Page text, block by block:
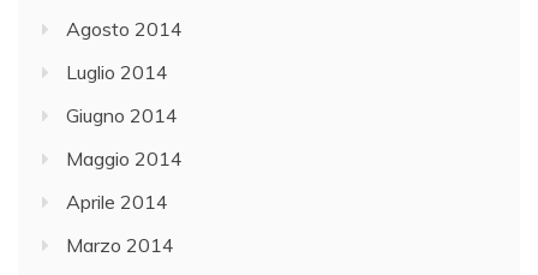
Agosto 2014
Luglio 2014
Giugno 2014
Maggio 2014
Aprile 2014
Marzo 2014